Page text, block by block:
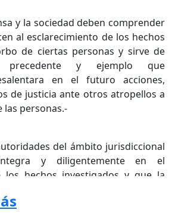
y la sociedad deben comprender
al esclarecimiento de los hechos
de ciertas personas y sirve de
precedente y ejemplo que
en el futuro acciones,
de justicia ante otros atropellos a
las personas.-
del ámbito jurisdiccional
y diligentemente en el
los hechos investigados y que la
A DERECHO y no por medios